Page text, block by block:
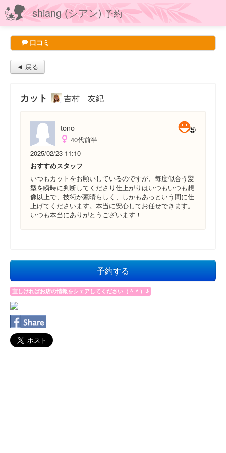
shiang (シアン)予約
口コミ
◄ 戻る
カット 吉村 友紀
tono
40代前半
2025/02/23 11:10
おすすめスタッフ
いつもカットをお願いしているのですが、毎度似合う髪
型を瞬時に判断してくださり仕上がりはいつもいつも想
像以上で、技術が素晴らしく、しかもあっという間に仕
上げてくださいます。本当に安心してお任せできます。
いつも本当にありがとうございます！
予約する
宜しければお店の情報をシェアしてください（＾＾）♪